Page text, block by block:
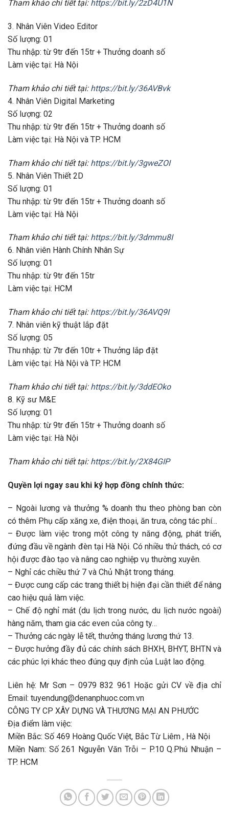
Tham khảo chi tiết tại: https://bit.ly/2zD4U1N
3. Nhân Viên Video Editor
Số lượng: 01
Thu nhập: từ 9tr đến 15tr + Thưởng doanh số
Làm việc tại: Hà Nội
Tham khảo chi tiết tại: https://bit.ly/36AVBvk
4. Nhân Viên Digital Marketing
Số lượng: 02
Thu nhập: từ 9tr đến 15tr + Thưởng doanh số
Làm việc tại: Hà Nội và TP. HCM
Tham khảo chi tiết tại: https://bit.ly/3gweZOI
5. Nhân Viên Thiết 2D
Số lượng: 01
Thu nhập: từ 9tr đến 15tr + Thưởng doanh số
Làm việc tại: Hà Nội
Tham khảo chi tiết tại: https://bit.ly/3dmmu8I
6. Nhân viên Hành Chính Nhân Sự
Số lượng: 01
Thu nhập: từ 9tr đến 15tr
Làm việc tại: HCM
Tham khảo chi tiết tại: https://bit.ly/36AVQ9I
7. Nhân viên kỹ thuật lắp đặt
Số lượng: 05
Thu nhập: từ 7tr đến 10tr + Thưởng lắp đặt
Làm việc tại: Hà Nội và TP. HCM
Tham khảo chi tiết tại: https://bit.ly/3ddEOko
8. Kỹ sư M&E
Số lượng: 01
Thu nhập: từ 9tr đến 15tr + Thưởng doanh số
Làm việc tại: Hà Nội
Tham khảo chi tiết tại: https://bit.ly/2X84GIP
Quyền lợi ngay sau khi ký hợp đồng chính thức:
– Ngoài lương và thưởng % doanh thu theo phòng ban còn
có thêm Phụ cấp xăng xe, điện thoại, ăn trưa, công tác phí…
– Được làm việc trong một công ty năng động, phát triển,
đứng đầu về ngành đèn tại Hà Nội. Có nhiều thử thách, có cơ
hội được đào tạo và nâng cao nghiệp vụ thường xuyên.
– Nghỉ các chiều thứ 7 và Chủ Nhật trong tháng.
– Được cung cấp các trang thiết bị hiện đại cần thiết để nâng
cao hiệu quả làm việc.
– Chế độ nghỉ mát (du lịch trong nước, du lịch nước ngoài)
hàng năm, tham gia các even của công ty…
– Thưởng các ngày lễ tết, thưởng tháng lương thứ 13.
– Được hưởng đầy đủ các chính sách BHXH, BHYT, BHTN và
các phúc lợi khác theo đúng quy định của Luật lao động.
Liên hệ: Mr Sơn – 0979 832 961 Hoặc gửi CV về địa chỉ
Email: tuyendung@denanphuoc.com.vn
CÔNG TY CP XÂY DỰNG VÀ THƯƠNG MẠI AN PHƯỚC
Địa điểm làm việc:
Miền Bắc: Số 469 Hoàng Quốc Việt, Bắc Từ Liêm , Hà Nội
Miền Nam: Số 261 Nguyễn Văn Trỗi – P.10 Q.Phú Nhuận –
TP. HCM